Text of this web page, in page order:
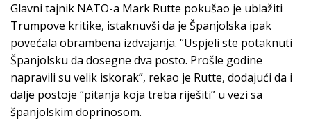
Glavni tajnik NATO-a Mark Rutte pokušao je ublažiti
Trumpove kritike, istaknuvši da je Španjolska ipak
povećala obrambena izdvajanja. “Uspjeli ste potaknuti
Španjolsku da dosegne dva posto. Prošle godine
napravili su velik iskorak”, rekao je Rutte, dodajući da i
dalje postoje “pitanja koja treba riješiti” u vezi sa
španjolskim doprinosom.